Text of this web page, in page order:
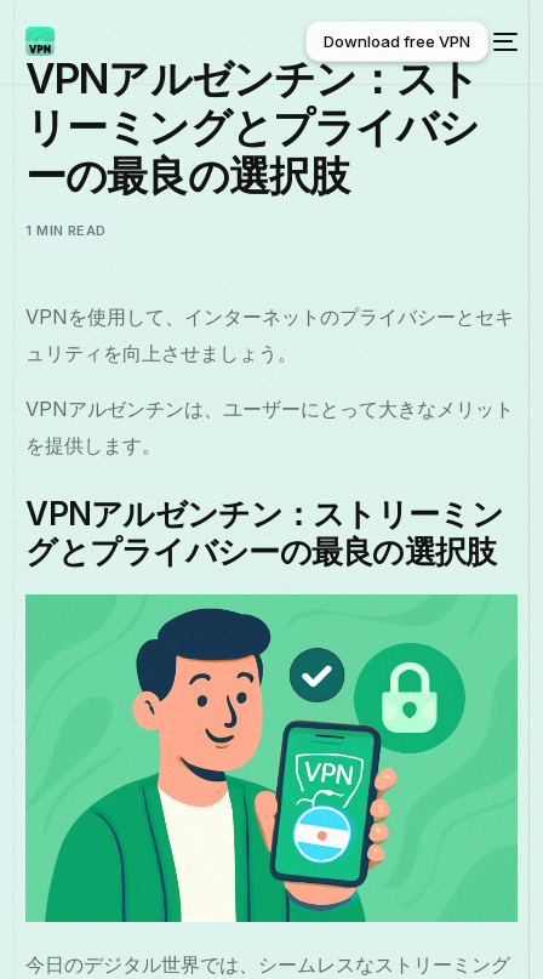
日本語
Download free VPN
Download free VPN
VPNアルゼンチン：スト
リーミングとプライバシ
ーの最良の選択肢
1 MIN READ
VPNを使用して、インターネットのプライバシーとセキ
ュリティを向上させましょう。
VPNアルゼンチンは、ユーザーにとって大きなメリット
を提供します。
VPNアルゼンチン：ストリーミン
グとプライバシーの最良の選択肢
今日のデジタル世界では、シームレスなストリーミング